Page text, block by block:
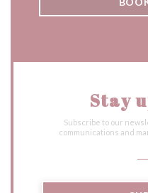
Stay
Subscribe to our
communications and